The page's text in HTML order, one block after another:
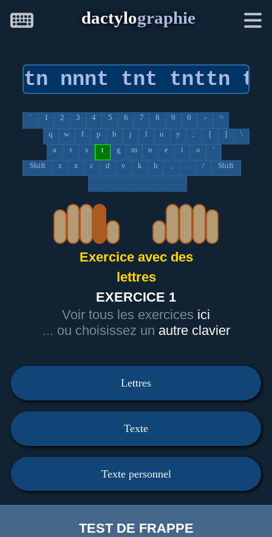
dactylographie
` 1 2 3 4 5 6 7 8 9 0 -
=
q
w f p b j l u y ; [ ]
\
a
r s t g m n e i o
'
Shift
z x c d v k h / Shift
Exercice avec des
lettres
EXERCICE 1
Voir tous les exercices ici
... ou choisissez un autre clavier
Lettres
Texte
Texte personnel
TEST DE FRAPPE